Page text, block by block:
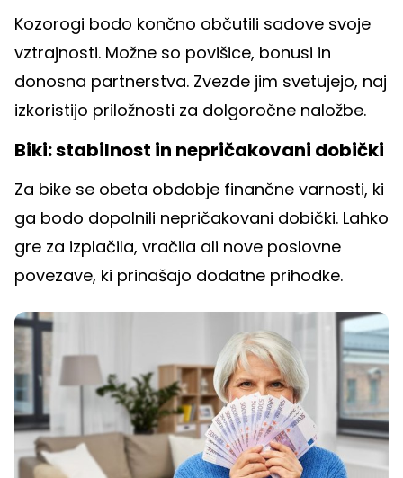
Kozorogi bodo končno občutili sadove svoje
vztrajnosti. Možne so povišice, bonusi in
donosna partnerstva. Zvezde jim svetujejo, naj
izkoristijo priložnosti za dolgoročne naložbe.
Biki: stabilnost in nepričakovani dobički
Za bike se obeta obdobje finančne varnosti, ki
ga bodo dopolnili nepričakovani dobički. Lahko
gre za izplačila, vračila ali nove poslovne
povezave, ki prinašajo dodatne prihodke.